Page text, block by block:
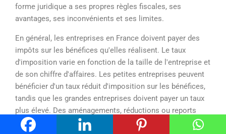
forme juridique a ses propres règles fiscales, ses
avantages, ses inconvénients et ses limites.
En général, les entreprises en France doivent payer des
impôts sur les bénéfices qu'elles réalisent. Le taux
d'imposition varie en fonction de la taille de l'entreprise et
de son chiffre d'affaires. Les petites entreprises peuvent
bénéficier d'un taux réduit d'imposition sur les bénéfices,
tandis que les grandes entreprises doivent payer un taux
plus élevé. Des aménagements, réductions ou reports
sont proposés. Attention de toujours bien comprendre ce